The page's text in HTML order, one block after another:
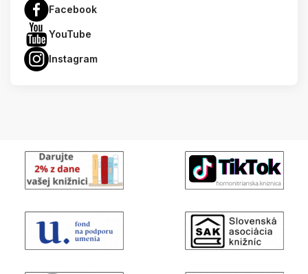
Facebook
YouTube
Instagram